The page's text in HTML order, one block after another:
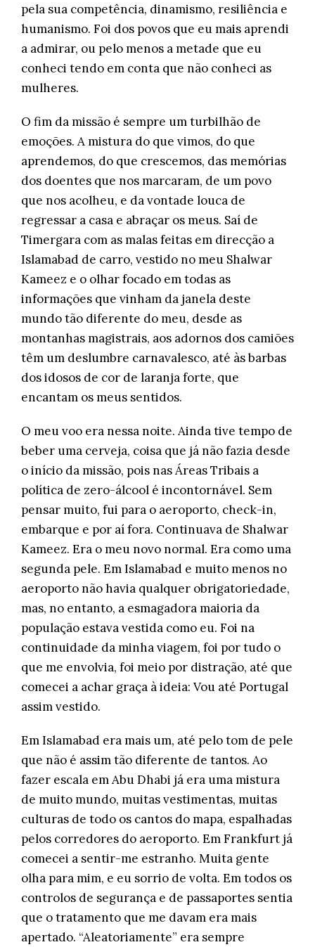
pela sua competência, dinamismo, resiliência e
humanismo. Foi dos povos que eu mais aprendi
a admirar, ou pelo menos a metade que eu
conheci tendo em conta que não conheci as
mulheres.
O fim da missão é sempre um turbilhão de
emoções. A mistura do que vimos, do que
aprendemos, do que crescemos, das memórias
dos doentes que nos marcaram, de um povo
que nos acolheu, e da vontade louca de
regressar a casa e abraçar os meus. Saí de
Timergara com as malas feitas em direcção a
Islamabad de carro, vestido no meu Shalwar
Kameez e o olhar focado em todas as
informações que vinham da janela deste
mundo tão diferente do meu, desde as
montanhas magistrais, aos adornos dos camiões
têm um deslumbre carnavalesco, até às barbas
dos idosos de cor de laranja forte, que
encantam os meus sentidos.
O meu voo era nessa noite. Ainda tive tempo de
beber uma cerveja, coisa que já não fazia desde
o início da missão, pois nas Áreas Tribais a
política de zero-álcool é incontornável. Sem
pensar muito, fui para o aeroporto, check-in,
embarque e por aí fora. Continuava de Shalwar
Kameez. Era o meu novo normal. Era como uma
segunda pele. Em Islamabad e muito menos no
aeroporto não havia qualquer obrigatoriedade,
mas, no entanto, a esmagadora maioria da
população estava vestida como eu. Foi na
continuidade da minha viagem, foi por tudo o
que me envolvia, foi meio por distração, até que
comecei a achar graça à ideia: Vou até Portugal
assim vestido.
Em Islamabad era mais um, até pelo tom de pele
que não é assim tão diferente de tantos. Ao
fazer escala em Abu Dhabi já era uma mistura
de muito mundo, muitas vestimentas, muitas
culturas de todo os cantos do mapa, espalhadas
pelos corredores do aeroporto. Em Frankfurt já
comecei a sentir-me estranho. Muita gente
olha para mim, e eu sorrio de volta. Em todos os
controlos de segurança e de passaportes sentia
que o tratamento que me davam era mais
apertado. “Aleatoriamente” era sempre